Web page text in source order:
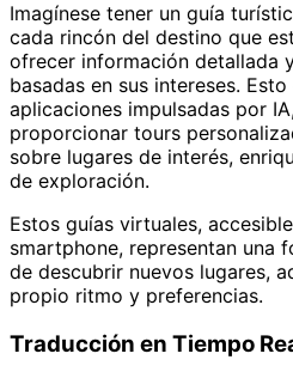
Imagínese tener un guía
cada rincón del destino que
ofrecer información detallada
basadas en sus intereses.
aplicaciones impulsadas por
proporcionar tours
sobre lugares de interés,
de exploración.
Estos guías virtuales,
smartphone, representan una
de descubrir nuevos lugares,
propio ritmo y preferencias.
Traducción en Tiempo